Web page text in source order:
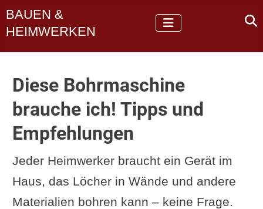
BAUEN &
HEIMWERKEN
Diese Bohrmaschine
brauche ich! Tipps und
Empfehlungen
Jeder Heimwerker braucht ein Gerät im
Haus, das Löcher in Wände und andere
Materialien bohren kann – keine Frage.